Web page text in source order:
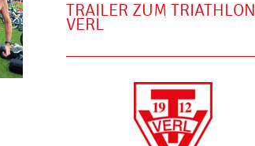
TRAILER ZUM TRIATHLON
VERL